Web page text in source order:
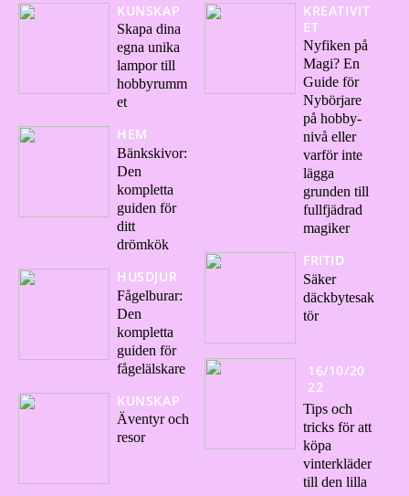
KUNSKAP
Skapa dina
egna unika
lampor till
hobbyrumm
et
HEM
Bänkskivor:
Den
kompletta
guiden för
ditt
drömkök
HUSDJUR
Fågelburar:
Den
kompletta
guiden för
fågelälskare
KUNSKAP
Äventyr och
resor
KREATIVIT
ET
Nyfiken på
Magi? En
Guide för
Nybörjare
på hobby-
nivå eller
varför inte
lägga
grunden till
fullfjädrad
magiker
FRITID
Säker
däckbytesak
tör
16/10/20
22
Tips och
tricks för att
köpa
vinterkläder
till den lilla